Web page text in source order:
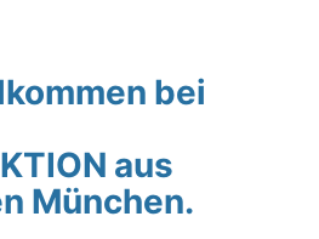
bei
aus
München.